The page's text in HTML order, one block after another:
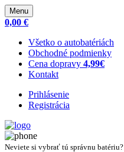
Menu
0,00 €
Všetko o autobatériách
Obchodné podmienky
Cena dopravy 4,99€
Kontakt
Prihlásenie
Registrácia
Neviete si vybrať tú správnu batériu?